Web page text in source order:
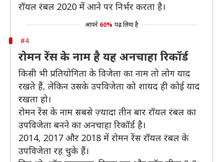
रॉयल रंबल 2020 में आने पर निर्भर करता है।
आपने 60% पढ़ लिया है
#4
रोमन रेंस के नाम है यह अनचाहा रिकॉर्ड
किसी भी प्रतियोगिता के विजेता का नाम तो लोग याद
रखते हैं, लेकिन उसके उपविजेता को शायद ही कोई याद
रखता हो।
रोमन रेंस के नाम सबसे ज़्यादा तीन बार रॉयल रंबल का
उपविजेता बनने का अनचाहा रिकॉर्ड है।
2014, 2017 और 2018 में रोमन रेंस रॉयल रंबल के
उपविजेता रह चुके हैं।